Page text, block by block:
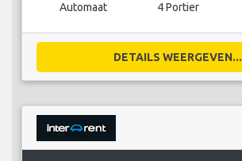
Automaat 4 Portier
DETAILS WEERGEVEN...